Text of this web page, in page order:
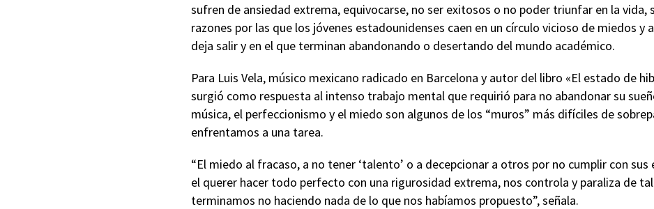
sufren de ansiedad extrema, equivocarse, no ser exitosos o no poder triunfar en la vida,
razones por las que los jóvenes estadounidenses caen en un círculo vicioso de miedos y
deja salir y en el que terminan abandonando o desertando del mundo académico.
Para Luis Vela, músico mexicano radicado en Barcelona y autor del libro «El estado de
surgió como respuesta al intenso trabajo mental que requirió para no abandonar su
música, el perfeccionismo y el miedo son algunos de los “muros” más difíciles de
enfrentamos a una tarea.
“El miedo al fracaso, a no tener ‘talento’ o a decepcionar a otros por no cumplir con
el querer hacer todo perfecto con una rigurosidad extrema, nos controla y paraliza de
terminamos no haciendo nada de lo que nos habíamos propuesto”, señala.